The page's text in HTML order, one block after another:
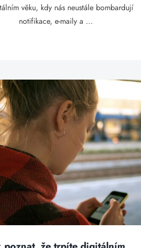
věku, kdy nás neustále bombardují
notifikace, e-maily a ...